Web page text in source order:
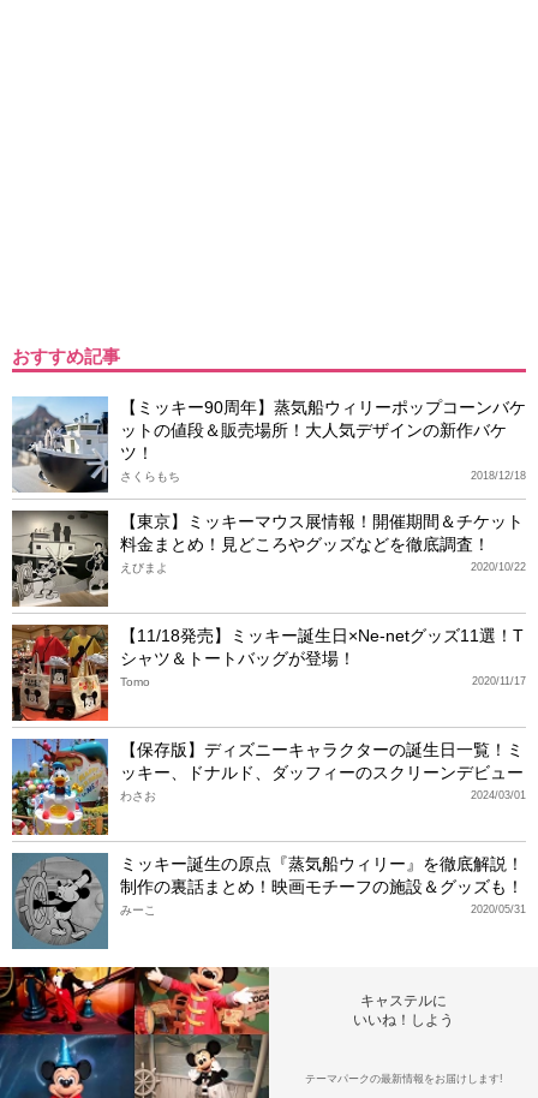
おすすめ記事
【ミッキー90周年】蒸気船ウィリーポップコーンバケ
ットの値段＆販売場所！大人気デザインの新作バケ
ツ！
2018/12/18
さくらもち
【東京】ミッキーマウス展情報！開催期間＆チケット
料金まとめ！見どころやグッズなどを徹底調査！
2020/10/22
えびまよ
【11/18発売】ミッキー誕生日×Ne-netグッズ11選！T
シャツ＆トートバッグが登場！
2020/11/17
Tomo
【保存版】ディズニーキャラクターの誕生日一覧！ミ
ッキー、ドナルド、ダッフィーのスクリーンデビュー
2024/03/01
わさお
ミッキー誕生の原点『蒸気船ウィリー』を徹底解説！
制作の裏話まとめ！映画モチーフの施設＆グッズも！
2020/05/31
みーこ
キャステルに
いいね！しよう
テーマパークの最新情報をお届けします!